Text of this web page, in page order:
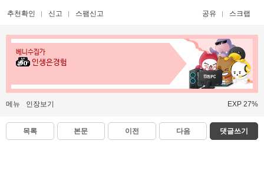
추천확인 신고 스팸신고 공유 스크랩
베니수집가
인생은경험
메뉴 인장보기 EXP 27%
목록 본문 이전 다음 댓글쓰기